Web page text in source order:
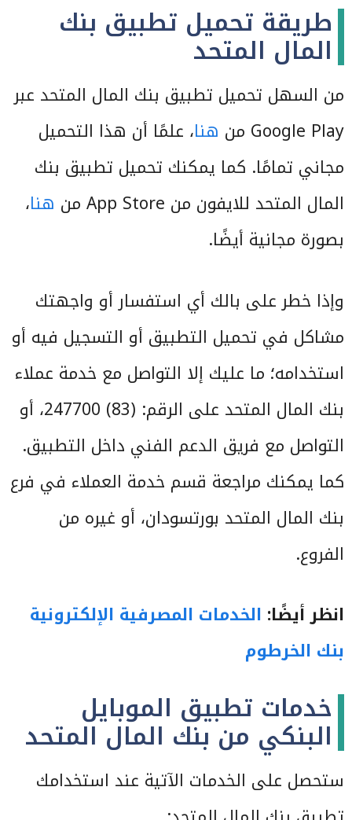
طريقة تحميل تطبيق بنك
المال المتحد
من السهل تحميل تطبيق بنك المال المتحد عبر
Google Play من
هنا، علمًا أن هذا التحميل
مجاني تمامًا. كما يمكنك تحميل تطبيق بنك
المال المتحد للايفون من App Store من
هنا،
بصورة مجانية أيضًا.
وإذا خطر على بالك أي استفسار أو واجهتك
مشاكل في تحميل التطبيق أو التسجيل فيه أو
استخدامه؛ ما عليك إلا التواصل مع خدمة عملاء
بنك المال المتحد على الرقم: (83) 247700، أو
التواصل مع فريق الدعم الفني داخل التطبيق.
كما يمكنك مراجعة قسم خدمة العملاء في فرع
بنك المال المتحد بورتسودان، أو غيره من
الفروع.
انظر أيضًا: الخدمات المصرفية الإلكترونية
بنك الخرطوم
خدمات تطبيق الموبايل
البنكي من بنك المال المتحد
ستحصل على الخدمات الآتية عند استخدامك